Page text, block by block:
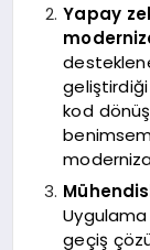
Yapay
kod
geçiş